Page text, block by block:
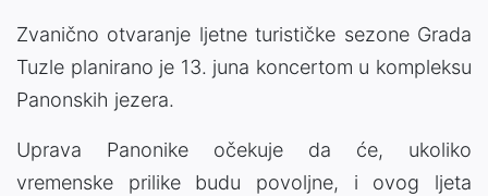
Zvanično otvaranje ljetne turističke sezone Grada
Tuzle planirano je 13. juna koncertom u kompleksu
Panonskih jezera.
Uprava Panonike očekuje da će, ukoliko
vremenske prilike budu povoljne, i ovog ljeta